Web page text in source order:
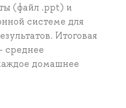
(файл .ppt) и
системе для
Итоговая
среднее
домашнее